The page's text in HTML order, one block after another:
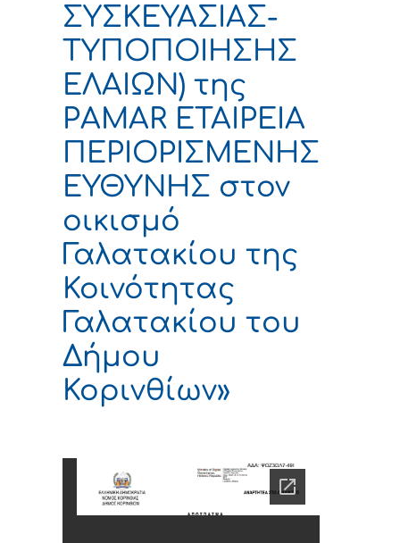
ΣΥΣΚΕΥΑΣΙΑΣ-
ΤΥΠΟΠΟΙΗΣΗΣ
ΕΛΑΙΩΝ) της
ΡAMAR ΕΤΑΙΡΕΙΑ
ΠΕΡΙΟΡΙΣΜΕΝΗΣ
ΕΥΘΥΝΗΣ στον
οικισμό
Γαλατακίου της
Κοινότητας
Γαλατακίου του
Δήμου
Κορινθίων»